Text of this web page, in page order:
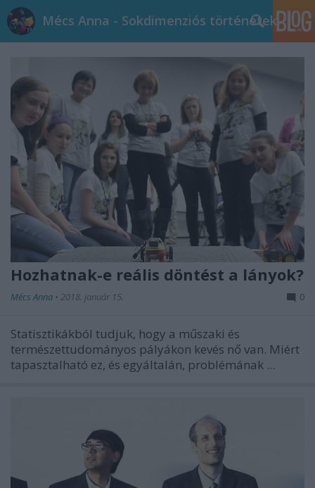
Mécs Anna - Sokdimenziós történetek
Hozhatnak-e reális döntést a lányok?
Mécs Anna • 2018. január 15. 0
Statisztikákból tudjuk, hogy a műszaki és
természettudományos pályákon kevés nő van. Miért
tapasztalható ez, és egyáltalán, problémának ...